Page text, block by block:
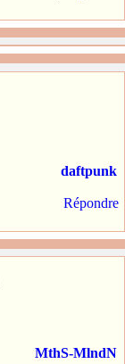
daftpunk
Répondre
MthS-MlndN